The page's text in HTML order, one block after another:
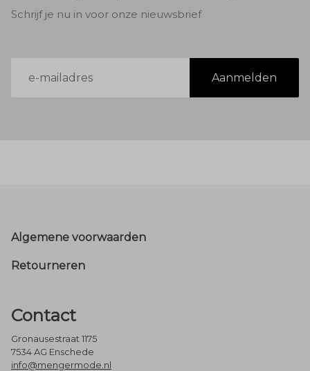
Schrijf je nu in voor onze nieuwsbrief
mailadres
Aanmelden
Footer
Algemene voorwaarden
Retourneren
Contact
Gronausestraat 1175
7534 AG Enschede
info@mengermode.nl